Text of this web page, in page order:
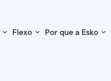
Flexo Por que a Esko